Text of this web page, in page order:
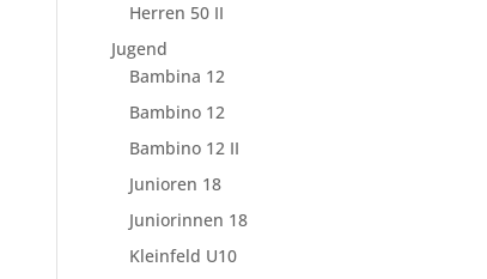
Herren 50 II
Jugend
Bambina 12
Bambino 12
Bambino 12 II
Junioren 18
Juniorinnen 18
Kleinfeld U10